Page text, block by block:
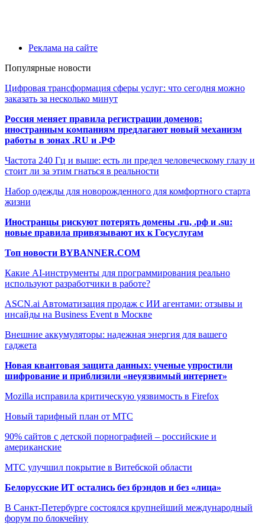
Реклама на сайте
Популярные новости
Цифровая трансформация сферы услуг: что сегодня можно
заказать за несколько минут
Россия меняет правила регистрации доменов:
иностранным компаниям предлагают новый механизм
работы в зонах .RU и .РФ
Частота 240 Гц и выше: есть ли предел человеческому глазу и
стоит ли за этим гнаться в реальности
Набор одежды для новорожденного для комфортного старта
жизни
Иностранцы рискуют потерять домены .ru, .рф и .su:
новые правила привязывают их к Госуслугам
Топ новости BYBANNER.COM
Какие AI-инструменты для программирования реально
используют разработчики в работе?
ASCN.ai Автоматизация продаж с ИИ агентами: отзывы и
инсайды на Business Event в Москве
Внешние аккумуляторы: надежная энергия для вашего
гаджета
Новая квантовая защита данных: ученые упростили
шифрование и приблизили «неуязвимый интернет»
Mozilla исправила критическую уязвимость в Firefox
Новый тарифный план от МТС
90% сайтов с детской порнографией – российские и
американские
МТС улучшил покрытие в Витебской области
Белорусские ИТ остались без брэндов и без «лица»
В Санкт-Петербурге состоялся крупнейший международный
форум по блокчейну